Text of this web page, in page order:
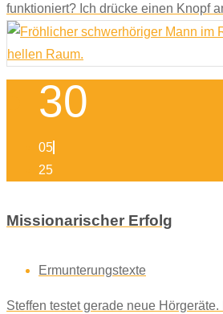
funktioniert? Ich drücke einen Knopf
30
05
25
Missionarischer Erfolg
Ermunterungstexte
Steffen testet gerade neue